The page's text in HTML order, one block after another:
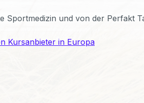
und von der Perfakt
Kursanbieter in Europa